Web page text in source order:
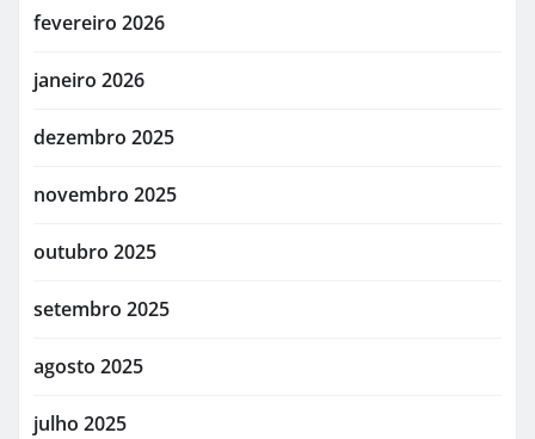
fevereiro 2026
janeiro 2026
dezembro 2025
novembro 2025
outubro 2025
setembro 2025
agosto 2025
julho 2025